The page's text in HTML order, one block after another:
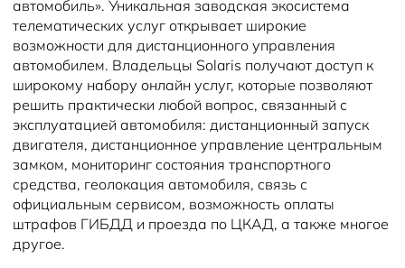
автомобиль». Уникальная заводская экосистема
телематических услуг открывает широкие
возможности для дистанционного управления
автомобилем. Владельцы Solaris получают доступ к
широкому набору онлайн услуг, которые позволяют
решить практически любой вопрос, связанный с
эксплуатацией автомобиля: дистанционный запуск
двигателя, дистанционное управление центральным
замком, мониторинг состояния транспортного
средства, геолокация автомобиля, связь с
официальным сервисом, возможность оплаты
штрафов ГИБДД и проезда по ЦКАД, а также многое
другое.